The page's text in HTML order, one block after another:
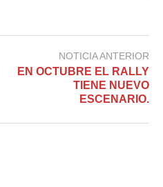
NOTICIA ANTERIOR
EN OCTUBRE EL RALLY
TIENE NUEVO
ESCENARIO.